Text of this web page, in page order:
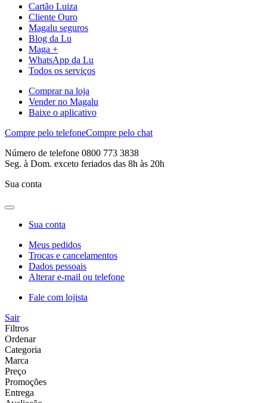
Cartão Luiza
Cliente Ouro
Magalu seguros
Blog da Lu
Maga +
WhatsApp da Lu
Todos os serviços
Comprar na loja
Vender no Magalu
Baixe o aplicativo
Compre pelo telefoneCompre pelo chat
Número de telefone 0800 773 3838
Seg. à Dom. exceto feriados das 8h às 20h
Sua conta
Sua conta
Meus pedidos
Trocas e cancelamentos
Dados pessoais
Alterar e-mail ou telefone
Fale com lojista
Sair
Filtros
Ordenar
Categoria
Marca
Preço
Promoções
Entrega